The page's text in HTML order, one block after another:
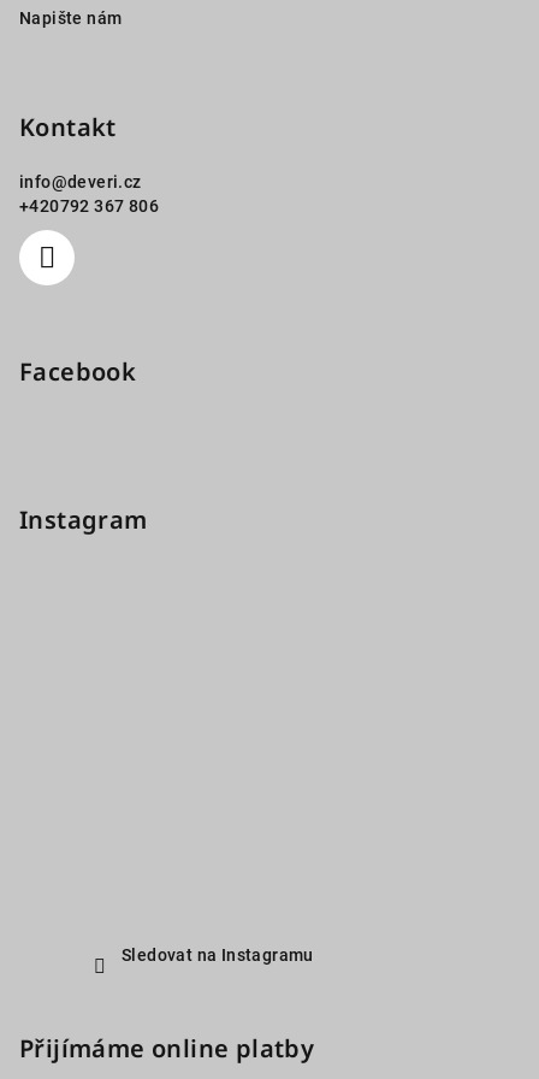
Napište nám
Kontakt
info@deveri.cz
+420792 367 806
Facebook
Instagram
Sledovat na Instagramu
Přijímáme online platby